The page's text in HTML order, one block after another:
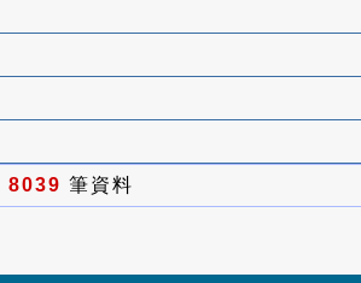
8039 筆資料